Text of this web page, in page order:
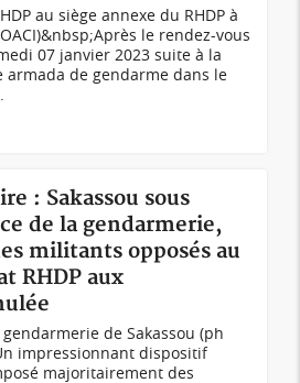
au siège annexe du RHDP à
le rendez-vous
07 janvier 2023 suite à la
armada de gendarme dans le
: Sakassou sous
de la gendarmerie,
militants opposés au
RHDP aux
de Sakassou (ph
impressionnant dispositif
majoritairement des